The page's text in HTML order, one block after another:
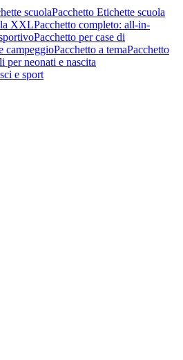
scuolaPacchetto Etichette scuola
XXLPacchetto completo: all-in-
Pacchetto per case di
campeggioPacchetto a temaPacchetto
per neonati e nascita
e sport